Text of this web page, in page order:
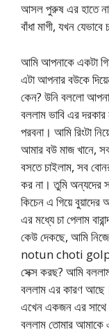
আসল পুরুষ এর হাতে না
বাঁধা মাগী, যখন
আমি আপনাকে একটা
এটা আপনার বউকে
কেন? উনি বললো
বললাম ভাবি এর
পরবনা। আমি রিংটা
আমার বউ মাজ খানে,
বসতে চাইলাম, সব
কর না। তুমি অন্যদের
কিচেন এ গিয়ে
এর মধ্যে চা পেলাম
কেউ দেকছে, আমি
notun choti golpo
সেক্স করছ? আমি
বললাম এর কারণ
এখেন একজন এর সাথে
বললাম তোমার